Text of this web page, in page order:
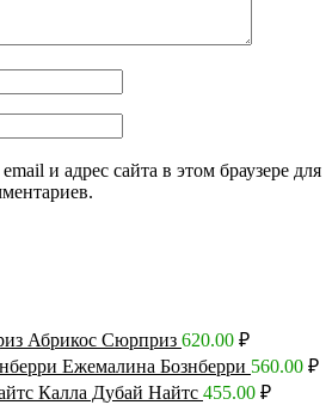
и адрес сайта в этом браузере для
Абрикос Сюрприз 620.00 ₽
Ежемалина Бознберри 560.00 ₽
Калла Дубай Найтс 455.00 ₽